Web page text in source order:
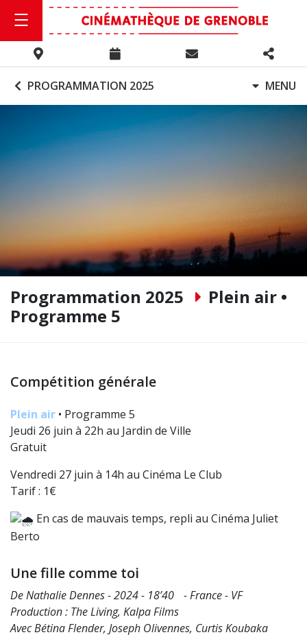
PROGRAMMATION 2025 MENU
Programmation 2025
Plein air •
Programme 5
Compétition générale
Plein air • Programme 5
Jeudi 26 juin à 22h au Jardin de Ville
Gratuit
Vendredi 27 juin à 14h au Cinéma Le Club
Tarif : 1€
En cas de mauvais temps, repli au Cinéma Juliet
Berto
Une fille comme toi
De Nathalie Dennes - 2024 - 18’40 - France - VF
Production : The Living, Kalpa Films
Avec Bétina Flender, Joseph Olivennes, Curtis Koubaka